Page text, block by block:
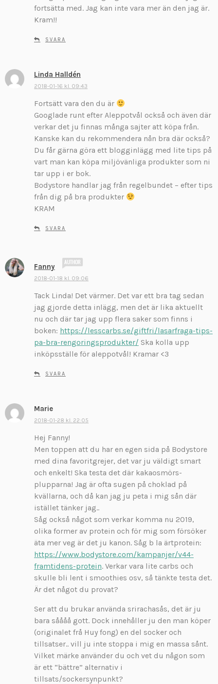
fortsätta med. Jag kan inte vara mer än den jag är.
Kram!!
SVARA
Linda Halldén
k
i
v
e
r
:
2018-01-16 kl. 09:43
Fortsätt vara den du är
Googlade runt efter Aleppotvål också och även där
verkar det ju finnas många sajter att köpa från.
Kanske kan du rekommendera nån bra där också?
Du får gärna göra ett blogginlägg med lite tips på
vart man kan köpa miljövänliga produkter som ni
tar upp i er bok.
Bodystore handlar jag från regelbundet – efter tips
från dig på bra produkter
KRAM
SVARA
Fanny
i
v
e
r
:
2018-01-18 kl. 09:06
Tack Linda! Det värmer. Det var ett bra tag sedan
jag gjorde detta inlägg, men det är lika aktuellt
nu och där tar jag upp flera saker som finns i
boken: https://lesscarbs.se/giftfri/lasarfraga-tips-
pa-bra-rengoringsprodukter/ Ska kolla upp
inköpsställe för aleppotvål! Kramar <3
SVARA
Marie
k
i
v
e
r
:
2018-01-28 kl. 22:05
Hej Fanny!
Men toppen att du har en egen sida på Bodystore
med dina favoritgrejer, det var ju väldigt smart
och enkelt! Ska testa det där kakaosmörs-
plupparna! Jag är ofta sugen på choklad på
kvällarna, och då kan jag ju peta i mig sån där
istället tänker jag..
Såg också något som verkar komma nu 2019,
olika former av protein och för mig som försöker
äta mer veg är det ju kanon. Såg b la ärtprotein:
https://www.bodystore.com/kampanjer/v44-
framtidens-protein. Verkar vara lite carbs och
skulle bli lent i smoothies osv, så tänkte testa det.
Är det något du provat?
Ser att du brukar använda srirachasås, det är ju
bara såååå gott. Dock innehåller ju den man köper
(originalet frå Huy fong) en del socker och
tillsatser.. vill ju inte stoppa i mig en massa sånt.
Vilket märke använder du och vet du någon som
är ett “bättre” alternativ i
tillsats/sockersynpunkt?